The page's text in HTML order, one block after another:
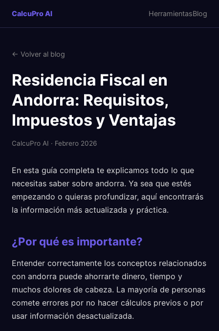
CalcuPro AI HerramientasBlog
← Volver al blog
Residencia Fiscal en
Andorra: Requisitos,
Impuestos y Ventajas
CalcuPro AI · Febrero 2026
En esta guía completa te explicamos todo lo que
necesitas saber sobre andorra. Ya sea que estés
empezando o quieras profundizar, aquí encontrarás
la información más actualizada y práctica.
¿Por qué es importante?
Entender correctamente los conceptos relacionados
con andorra puede ahorrarte dinero, tiempo y
muchos dolores de cabeza. La mayoría de personas
comete errores por no hacer cálculos previos o por
usar información desactualizada.